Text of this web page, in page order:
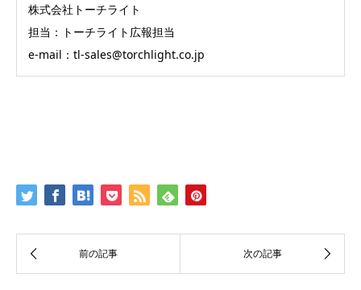
株式会社トーチライト
担当：トーチライト広報担当
e-mail：tl-sales@torchlight.co.jp